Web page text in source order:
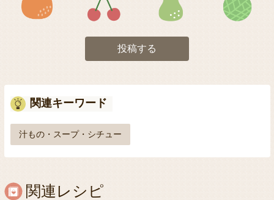
投稿する
関連キーワード
汁もの・スープ・シチュー
関連レシピ